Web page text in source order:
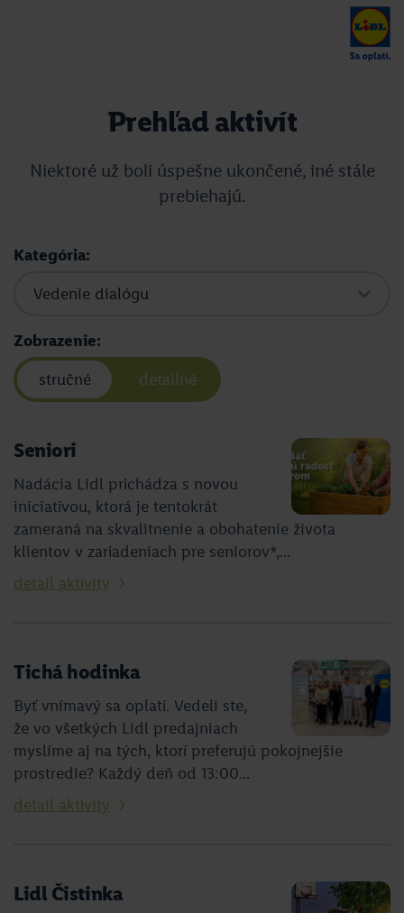
Prehľad aktivít
Niektoré už boli úspešne ukončené, iné stále
prebiehajú.
Kategória:
Zobrazenie:
stručné
detailné
Seniori
Nadácia Lidl prichádza s novou
iniciatívou, ktorá je tentokrát
zameraná na skvalitnenie a obohatenie života
klientov v zariadeniach pre seniorov*,...
detail aktivity
Tichá hodinka
Byť vnímavý sa oplatí. Vedeli ste,
že vo všetkých Lidl predajniach
myslíme aj na tých, ktorí preferujú pokojnejšie
prostredie? Každý deň od 13:00...
detail aktivity
Lidl Čistinka